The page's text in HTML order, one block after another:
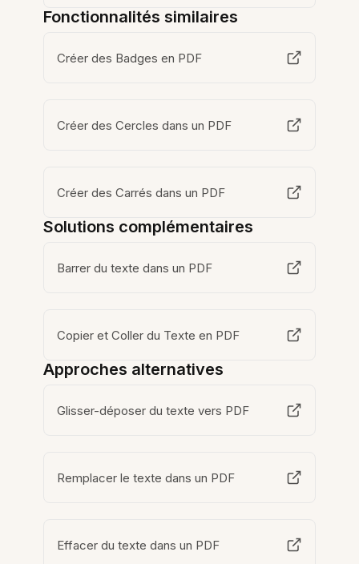
Fonctionnalités similaires
Créer des Badges en PDF
Créer des Cercles dans un PDF
Créer des Carrés dans un PDF
Solutions complémentaires
Barrer du texte dans un PDF
Copier et Coller du Texte en PDF
Approches alternatives
Glisser-déposer du texte vers PDF
Remplacer le texte dans un PDF
Effacer du texte dans un PDF